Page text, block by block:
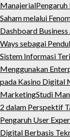
Manajerial
Saham melalui
Dashboard
Ways sebagai
Sistem Informasi
Menggunakan
pada Kasino Digital
MarketingStudi
2 dalam Perspektif
Pengaruh User
Digital Berbasis